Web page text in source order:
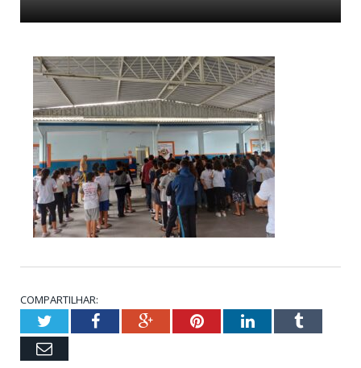
COMPARTILHAR:
TwitterFacebookGoogle+PinterestLinkedInTumblr
Email